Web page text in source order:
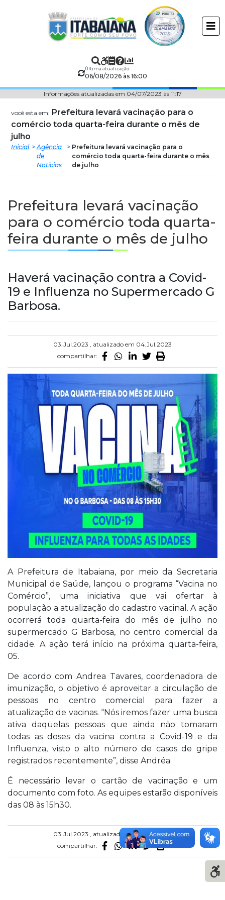
Prefeitura
Municipal
Itabaiana
Última atualização:
06/08/2026 às 16:00
Informações atualizadas em 04/07/2023 às 11:17
você esta em: Prefeitura levará vacinação para o
comércio toda quarta-feira durante o mês de
julho
Inicial
Agência
de
Notícias
Prefeitura levará vacinação para o
comércio toda quarta-feira durante o mês
de julho
Prefeitura levará vacinação
para o comércio toda quarta-
feira durante o mês de julho
Haverá vacinação contra a Covid-
19 e Influenza no Supermercado G
Barbosa.
03.Jul.2023 , atualizado em 04.Jul.2023
compartilhar:
A Prefeitura de Itabaiana, por meio da Secretaria
Municipal de Saúde, lançou o programa “Vacina no
Comércio”, uma iniciativa que vai ofertar à
população a atualização do cadastro vacinal. A ação
ocorrerá toda quarta-feira do mês de julho no
supermercado G Barbosa, no centro comercial da
cidade. A ação terá início na próxima quarta-feira,
05.
De acordo com Andrea Tavares, coordenadora de
imunização, o objetivo é aproveitar a circulação de
pessoas no centro comercial para fazer a
atualização de vacinas. “Nós iremos fazer uma busca
ativa daquelas pessoas que ainda não tomaram
todas as doses da vacina contra a Covid-19 e da
Influenza, visto o alto número de casos de gripe
registrados recentemente”, disse Andréa.
É necessário levar o cartão de vacinação e um
documento com foto. As equipes estarão disponíveis
das 08 às 15h30.
03.Jul.2023 , atualizado em 04.Jul.2023
compartilhar: